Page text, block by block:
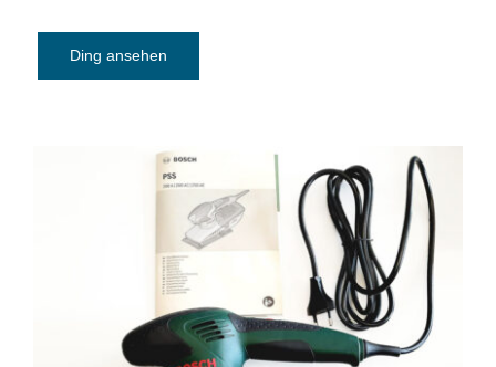
Ding ansehen
Schwingschleifer Bosch PSS 200 A